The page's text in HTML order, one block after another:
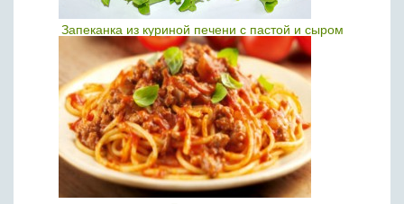
Запеканка из куриной печени с пастой и сыром